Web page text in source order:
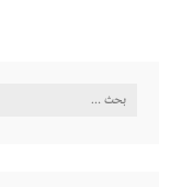
البحث